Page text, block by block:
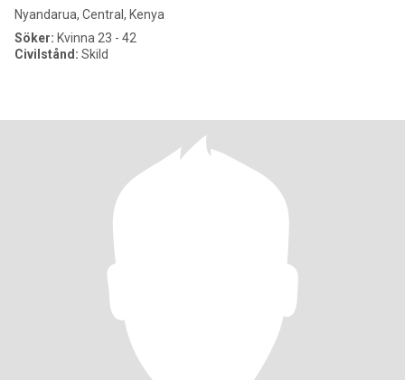
Nyandarua, Central, Kenya
Söker: Kvinna 23 - 42
Civilstånd: Skild